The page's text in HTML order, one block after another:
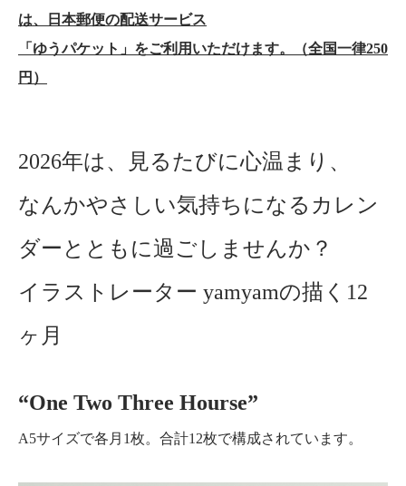
は、日本郵便の配送サービス
「ゆうパケット」をご利用いただけます。（全国一律250
円）
2026年は、見るたびに心温まり、
なんかやさしい気持ちになるカレン
ダーとともに過ごしませんか？
イラストレーター yamyamの描く12
ヶ月
“One Two Three Hourse”
A5サイズで各月1枚。合計12枚で構成されています。